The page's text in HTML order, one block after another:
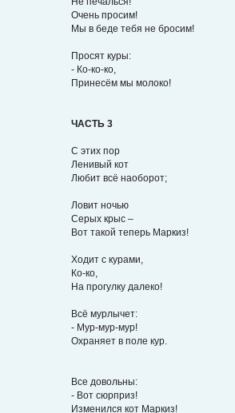
Очень просим!
Мы в беде тебя не бросим!
Просят куры:
- Ко-ко-ко,
Принесём мы молоко!
ЧАСТЬ 3
С этих пор
Ленивый кот
Любит всё наоборот;
Ловит ночью
Серых крыс –
Вот такой теперь Маркиз!
Ходит с курами,
Ко-ко,
На прогулку далеко!
Всё мурлычет:
- Мур-мур-мур!
Охраняет в поле кур.
Все довольны:
- Вот сюрприз!
Изменился кот Маркиз!